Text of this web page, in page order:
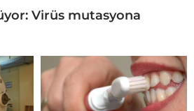
Virüs mutasyona